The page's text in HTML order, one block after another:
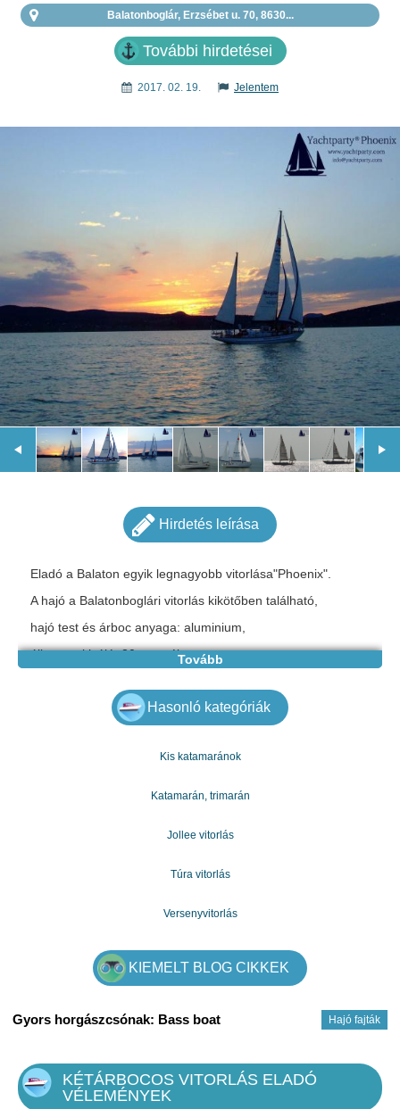
Balatonboglár, Erzsébet u. 70, 8630...
További hirdetései
2017. 02. 19. Jelentem
Hirdetés leírása
Eladó a Balaton egyik legnagyobb vitorlása"Phoenix".
A hajó a Balatonboglári vitorlás kikötőben található,
hajó test és árboc anyaga: aluminium,
állapota: kiváló, 30 személyes
Bővebb információk árral kapcsolatban: e- mailen vagy
Tovább
Hasonló kategóriák
Kis katamaránok
Katamarán, trimarán
Jollee vitorlás
Túra vitorlás
Versenyvitorlás
KIEMELT BLOG CIKKEK
Hajó fajták
Gyors horgászcsónak: Bass boat
KÉTÁRBOCOS VITORLÁS ELADÓ
VÉLEMÉNYEK